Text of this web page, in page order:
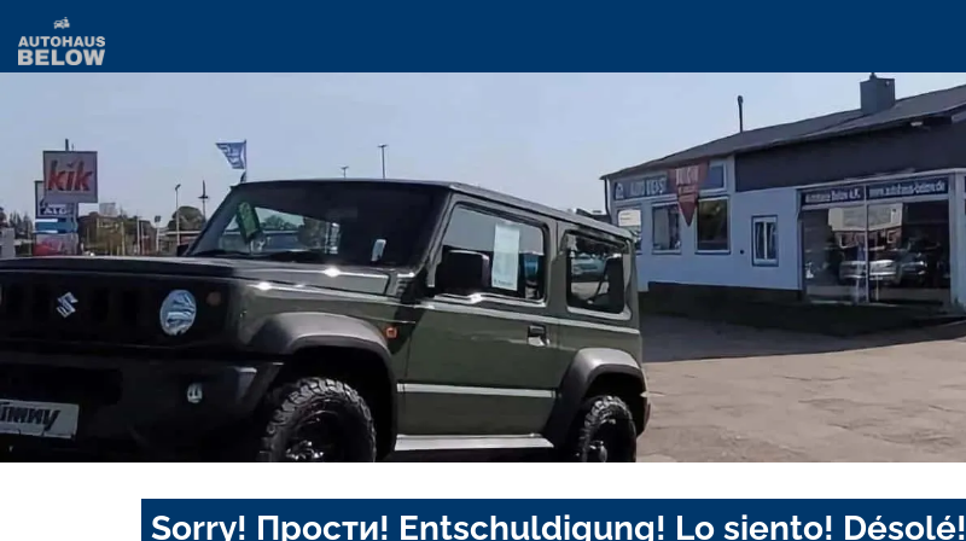
Sorry! Прости! Entschuldigung! Lo siento! Désolé!